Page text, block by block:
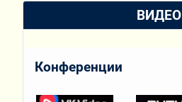
ВИДЕО
Конференции